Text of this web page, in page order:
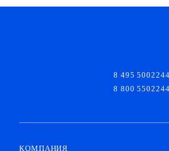
8 495 5002244
8 800 5502244
КОМПАНИЯ